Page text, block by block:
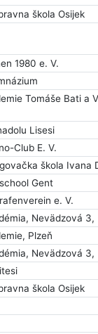
škola Osijek
1980 e. V.
Tomáše Bati a
Lisesi
Club E. V.
škola Ivana
Gent
e. V.
Nevädzová 3,
Plzeň
Nevädzová 3,
škola Osijek